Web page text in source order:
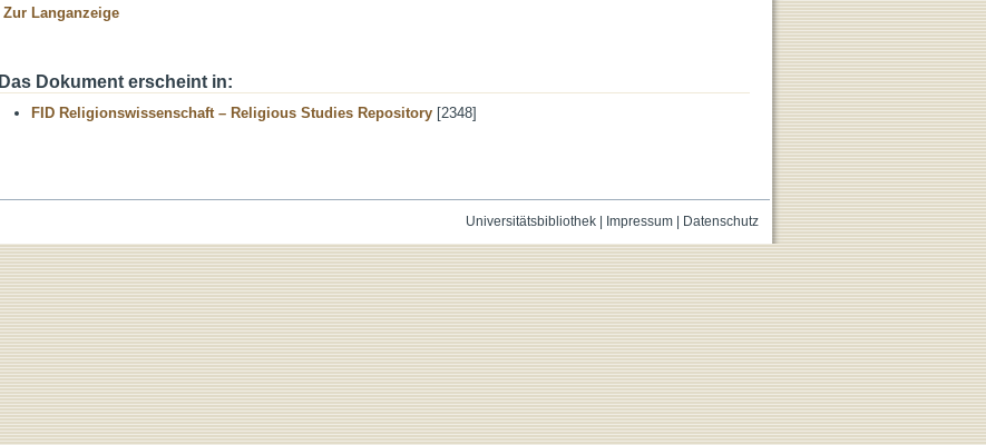
Zur Langanzeige
Das Dokument erscheint in:
FID Religionswissenschaft – Religious Studies Repository [2348]
Universitätsbibliothek| Impressum| Datenschutz